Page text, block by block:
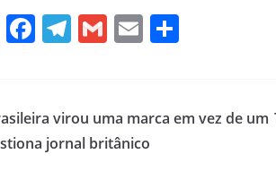
T
er
F
b
o
T
gr
a
G
l
E
l e
virou uma marca em vez de um
jornal britânico